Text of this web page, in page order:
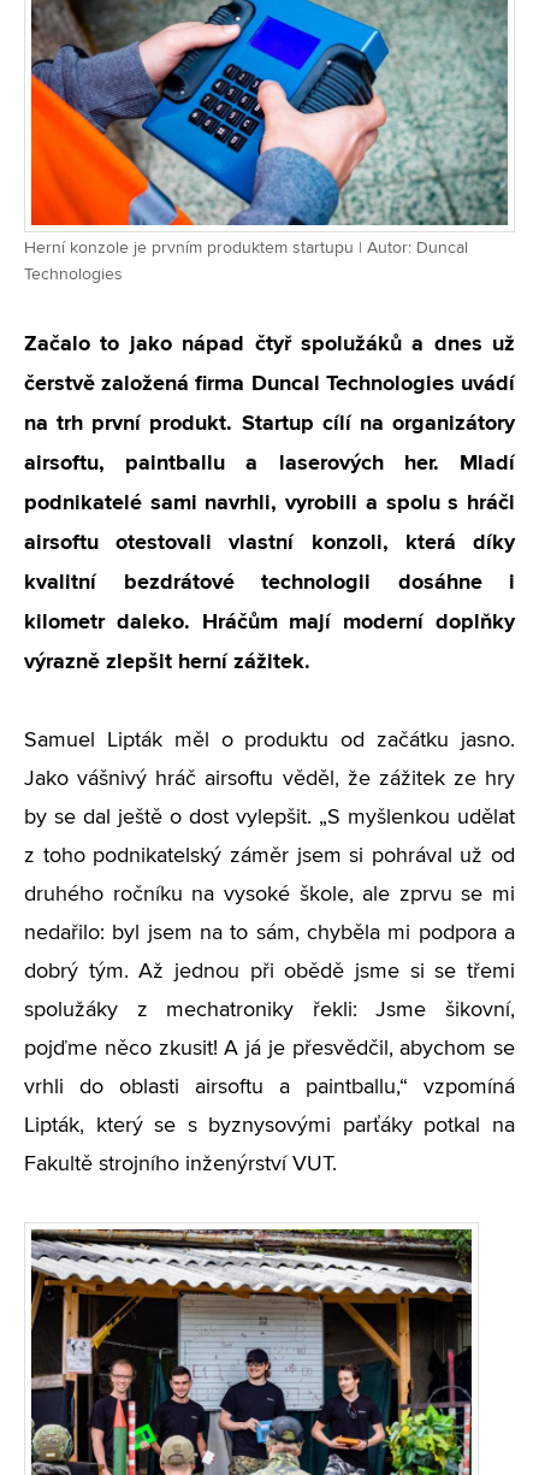
Herní konzole je prvním produktem startupu | Autor: Duncal
Technologies
Začalo to jako nápad čtyř spolužáků a dnes už
čerstvě založená firma Duncal Technologies uvádí
na trh první produkt. Startup cílí na organizátory
airsoftu, paintballu a laserových her. Mladí
podnikatelé sami navrhli, vyrobili a spolu s hráči
airsoftu otestovali vlastní konzoli, která díky
kvalitní bezdrátové technologii dosáhne i
kilometr daleko. Hráčům mají moderní doplňky
výrazně zlepšit herní zážitek.
Samuel Lipták měl o produktu od začátku jasno.
Jako vášnivý hráč airsoftu věděl, že zážitek ze hry
by se dal ještě o dost vylepšit. „S myšlenkou udělat
z toho podnikatelský záměr jsem si pohrával už od
druhého ročníku na vysoké škole, ale zprvu se mi
nedařilo: byl jsem na to sám, chyběla mi podpora a
dobrý tým. Až jednou při obědě jsme si se třemi
spolužáky z mechatroniky řekli: Jsme šikovní,
pojďme něco zkusit! A já je přesvědčil, abychom se
vrhli do oblasti airsoftu a paintballu,“ vzpomíná
Lipták, který se s byznysovými parťáky potkal na
Fakultě strojního inženýrství VUT.